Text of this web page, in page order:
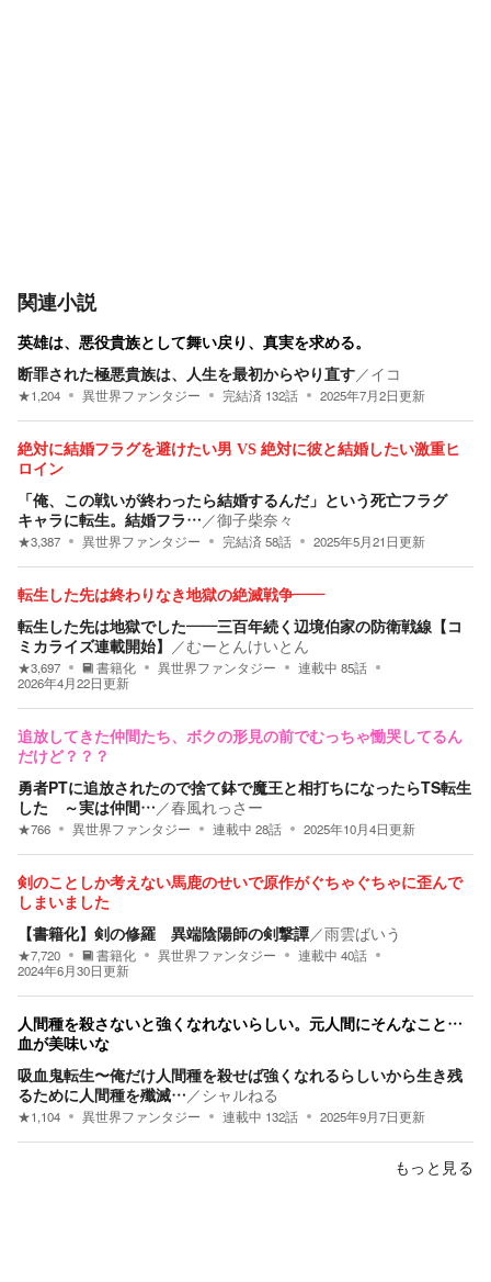
関連小説
英雄は、悪役貴族として舞い戻り、真実を求める。
断罪された極悪貴族は、人生を最初からやり直す／イコ
★1,204 異世界ファンタジー 完結済 132話 2025年7月2日更新
絶対に結婚フラグを避けたい男 VS 絶対に彼と結婚したい激重ヒ
ロイン
「俺、この戦いが終わったら結婚するんだ」という死亡フラグ
キャラに転生。結婚フラ… ／御子柴奈々
★3,387 異世界ファンタジー 完結済58話 2025年5月21日更新
転生した先は終わりなき地獄の絶滅戦争――
転生した先は地獄でした――三百年続く辺境伯家の防衛戦線【コ
ミカライズ連載開始】 ／むーとんけいとん
★3,697 書籍化 異世界ファンタジー 連載中 85話
2026年4月22日更新
追放してきた仲間たち、ボクの形見の前でむっちゃ慟哭してるん
だけど？？？
勇者PTに追放されたので捨て鉢で魔王と相打ちになったらTS転生
した ～実は仲間… ／春風れっさー
★766 異世界ファンタジー 連載中 28話 2025年10月4日更新
剣のことしか考えない馬鹿のせいで原作がぐちゃぐちゃに歪んで
しまいました
【書籍化】剣の修羅 異端陰陽師の剣撃譚／雨雲ばいう
★7,720 書籍化 異世界ファンタジー 連載中 40話
2024年6月30日更新
人間種を殺さないと強くなれないらしい。元人間にそんなこと…
血が美味いな
吸血鬼転生〜俺だけ人間種を殺せば強くなれるらしいから生き残
るために人間種を殲滅… ／シャルねる
★1,104 異世界ファンタジー 連載中 132話 2025年9月7日更新
もっと見る